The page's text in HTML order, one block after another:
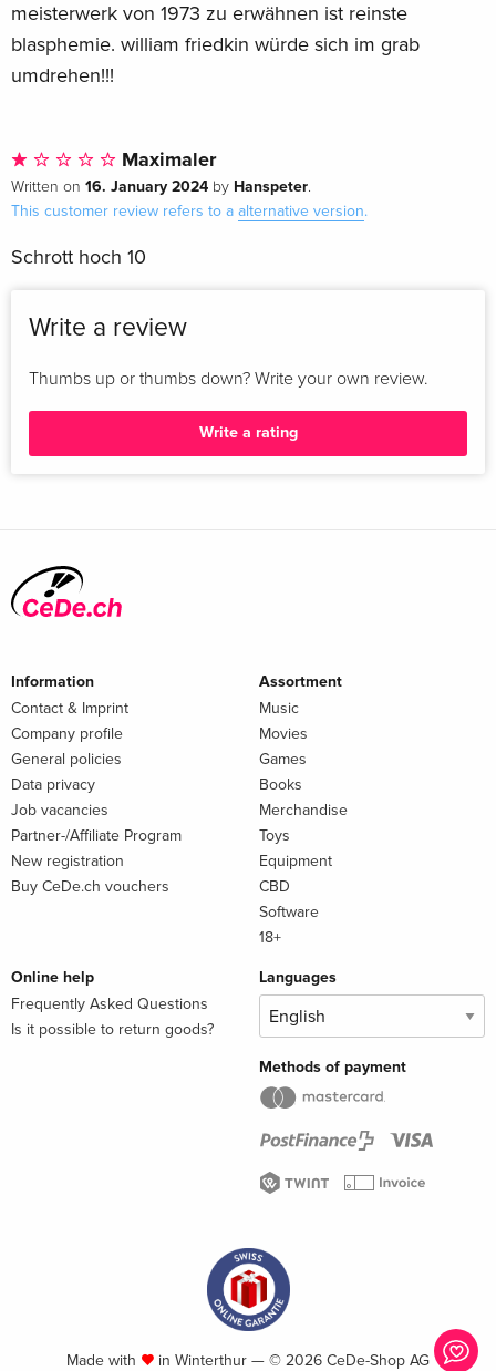
meisterwerk von 1973 zu erwähnen ist reinste
blasphemie. william friedkin würde sich im grab
umdrehen!!!
Maximaler
Written on 16. January 2024 by Hanspeter.
This customer review refers to a alternative version.
Schrott hoch 10
Write a review
Thumbs up or thumbs down? Write your own review.
Write a rating
Information
Contact & Imprint
Company profile
General policies
Data privacy
Job vacancies
Partner-/Affiliate Program
New registration
Buy CeDe.ch vouchers
Assortment
Music
Movies
Games
Books
Merchandise
Toys
Equipment
CBD
Software
18+
Online help
Frequently Asked Questions
Is it possible to return goods?
Languages
Methods of payment
Made with in Winterthur — © 2026 CeDe-Shop AG